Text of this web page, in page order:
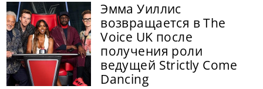
Эмма Уиллис
возвращается в The
Voice UK после
получения роли
ведущей Strictly Come
Dancing